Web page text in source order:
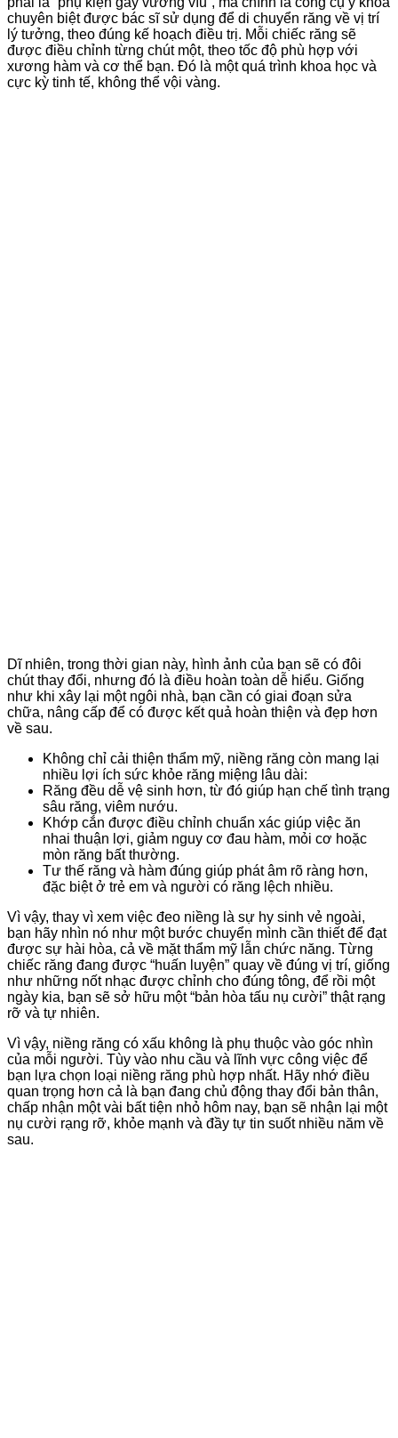
chuyên biệt được bác sĩ sử dụng để di chuyển răng về vị trí
lý tưởng, theo đúng kế hoạch điều trị. Mỗi chiếc răng sẽ
được điều chỉnh từng chút một, theo tốc độ phù hợp với
xương hàm và cơ thể bạn. Đó là một quá trình khoa học và
cực kỳ tinh tế, không thể vội vàng.
Dĩ nhiên, trong thời gian này, hình ảnh của bạn sẽ có đôi
chút thay đổi, nhưng đó là điều hoàn toàn dễ hiểu. Giống
như khi xây lại một ngôi nhà, bạn cần có giai đoạn sửa
chữa, nâng cấp để có được kết quả hoàn thiện và đẹp hơn
về sau.
Không chỉ cải thiện thẩm mỹ, niềng răng còn mang lại
nhiều lợi ích sức khỏe răng miệng lâu dài:
Răng đều dễ vệ sinh hơn, từ đó giúp hạn chế tình trạng
sâu răng, viêm nướu.
Khớp cắn được điều chỉnh chuẩn xác giúp việc ăn
nhai thuận lợi, giảm nguy cơ đau hàm, mỏi cơ hoặc
mòn răng bất thường.
Tư thế răng và hàm đúng giúp phát âm rõ ràng hơn,
đặc biệt ở trẻ em và người có răng lệch nhiều.
Vì vậy, thay vì xem việc đeo niềng là sự hy sinh vẻ ngoài,
bạn hãy nhìn nó như một bước chuyển mình cần thiết để đạt
được sự hài hòa, cả về mặt thẩm mỹ lẫn chức năng. Từng
chiếc răng đang được “huấn luyện” quay về đúng vị trí, giống
như những nốt nhạc được chỉnh cho đúng tông, để rồi một
ngày kia, bạn sẽ sở hữu một “bản hòa tấu nụ cười” thật rạng
rỡ và tự nhiên.
Vì vậy, niềng răng có xấu không là phụ thuộc vào góc nhìn
của mỗi người. Tùy vào nhu cầu và lĩnh vực công việc để
bạn lựa chọn loại niềng răng phù hợp nhất. Hãy nhớ điều
quan trọng hơn cả là bạn đang chủ động thay đổi bản thân,
chấp nhận một vài bất tiện nhỏ hôm nay, bạn sẽ nhận lại một
nụ cười rạng rỡ, khỏe mạnh và đầy tự tin suốt nhiều năm về
sau.